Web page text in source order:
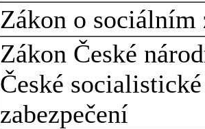
Zákon o sociálním
Zákon České
České
zabezpečení